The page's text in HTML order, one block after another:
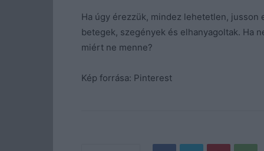
Ha úgy érezzük, mindez lehetetlen,
betegek, szegények és elhanyagoltak. Ha
miért ne menne?
Kép forrása: Pinterest